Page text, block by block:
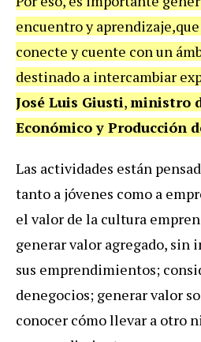
encuentro y
conecte y cuente con un
destinado a intercambiar
José Luis Giusti,ministro
Económico y Producción
Las actividades están
tanto a jóvenes como a
el valor de la cultura
generar valor agregado, sin
sus emprendimientos;
denegocios; generar valor
conocer cómo llevar a otro